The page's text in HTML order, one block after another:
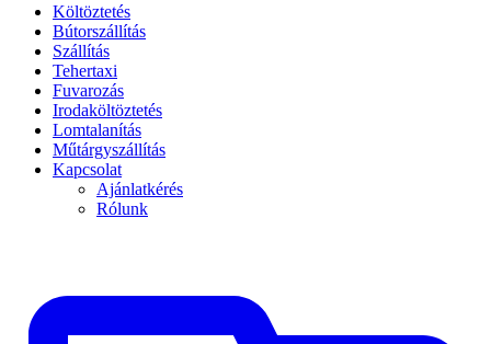
Költöztetés
Bútorszállítás
Szállítás
Tehertaxi
Fuvarozás
Irodaköltöztetés
Lomtalanítás
Műtárgyszállítás
Kapcsolat
Ajánlatkérés
Rólunk